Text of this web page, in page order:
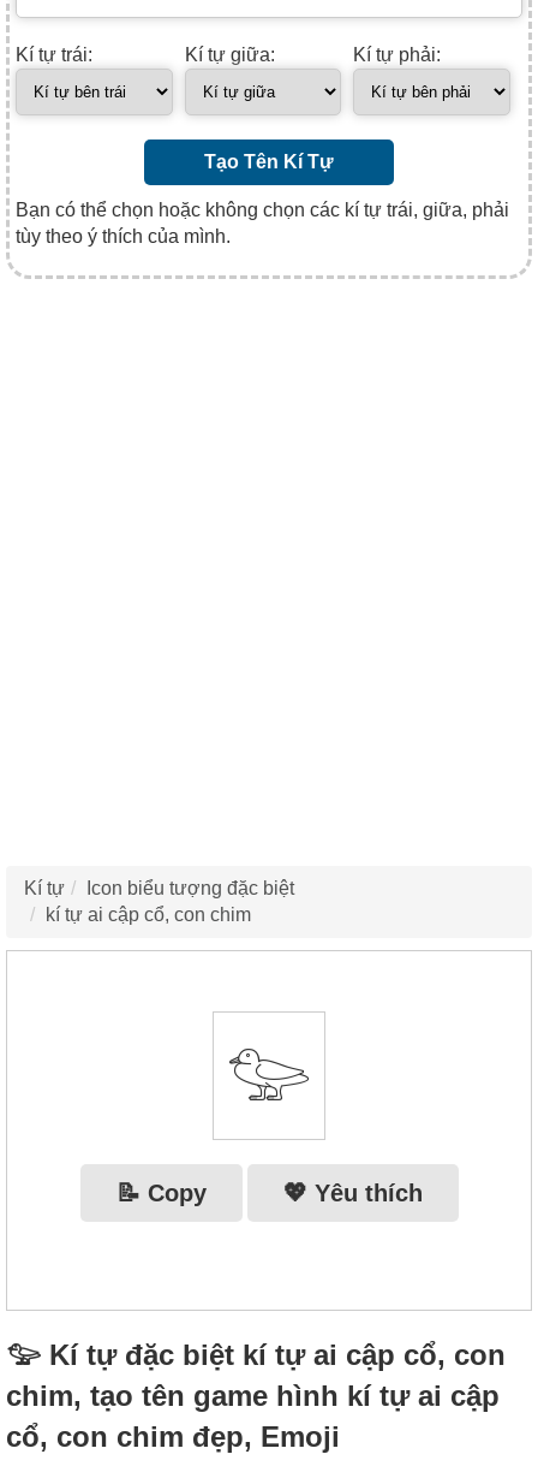
Kí tự trái: Kí tự giữa: Kí tự phải:
Tạo Tên Kí Tự
Bạn có thể chọn hoặc không chọn các kí tự trái, giữa, phải
tùy theo ý thích của mình.
Kí tự
Icon biểu tượng đặc biệt
kí tự ai cập cổ, con chim
𓅰
📝 Copy 💖 Yêu thích
𓅰 Kí tự đặc biệt kí tự ai cập cổ, con
chim, tạo tên game hình kí tự ai cập
cổ, con chim đẹp, Emoji